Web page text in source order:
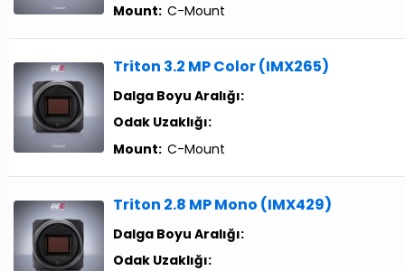
Mount: C-Mount
Triton 3.2 MP Color (IMX265)
Dalga Boyu Aralığı:
Odak Uzaklığı:
Mount: C-Mount
Triton 2.8 MP Mono (IMX429)
Dalga Boyu Aralığı:
Odak Uzaklığı: